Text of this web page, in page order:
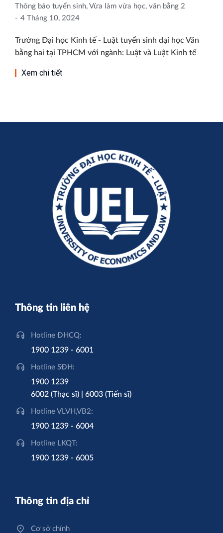
Thông báo tuyển sinh, Vừa làm vừa học, văn bằng 2
4 Tháng 10, 2024
Trường Đại học Kinh tế - Luật tuyển sinh đại học Văn
bằng hai tại TPHCM với ngành: Luật và Luật Kinh tế
Xem chi tiết
Thông tin liên hệ
Hotline ĐHCQ:
1900 1239 - 6001
Hotline SĐH:
1900 1239
6002 (Thạc sĩ) | 6003 (Tiến sĩ)
Hotline VLVH,VB2:
1900 1239 - 6004
Hotline LKQT:
1900 1239 - 6005
Thông tin địa chỉ
Cơ sở chính